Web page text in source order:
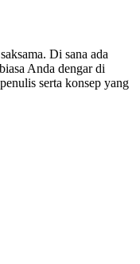
Di sana ada
Anda dengar di
serta konsep yang